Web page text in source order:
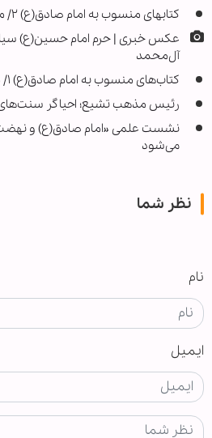
کتابهای منسوب به امام صادق(ع) ۲/ معرفی کتاب‌ها
عکس خبری | حرم امام حسین(ع)
آل‌محمد
کتاب‌های منسوب به امام صادق(ع) ۱/ دسته‌بندی آثار
رئیس مذهب تشیع؛ احیاگر
نشست علمی «امام صادق(ع) و نهضت
می‌شود
نظر شما
نام
ایمیل